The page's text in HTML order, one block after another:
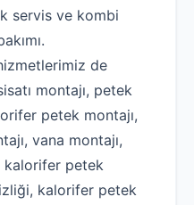
servis ve kombi
de
montajı, petek
petek montajı,
vana montajı,
kalorifer petek
kalorifer petek